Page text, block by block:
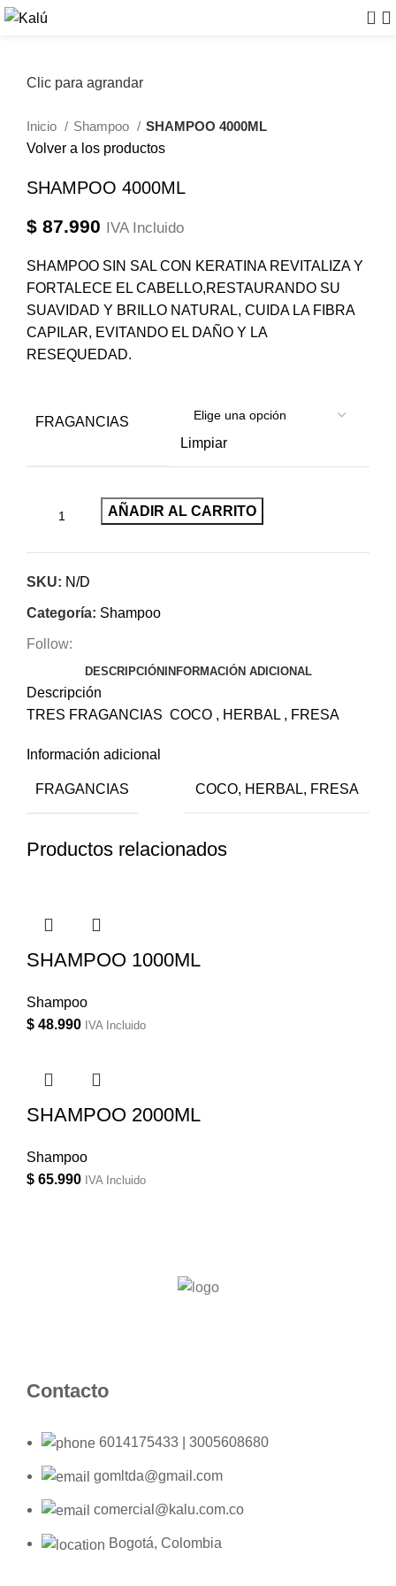
0
Clic para agrandar
Inicio Shampoo
SHAMPOO 4000ML
Volver a los productos
SHAMPOO 4000ML
$ 87.990 IVA Incluido
SHAMPOO SIN SAL CON KERATINA REVITALIZA Y
FORTALECE EL CABELLO,RESTAURANDO SU
SUAVIDAD Y BRILLO NATURAL, CUIDA LA FIBRA
CAPILAR, EVITANDO EL DAÑO Y LA
RESEQUEDAD.
FRAGANCIAS
Limpiar
AÑADIR AL CARRITO
SKU: N/D
Categoría: Shampoo
Follow:
DESCRIPCIÓN INFORMACIÓN ADICIONAL
Descripción
TRES FRAGANCIAS COCO , HERBAL , FRESA
Información adicional
FRAGANCIAS COCO, HERBAL, FRESA
Productos relacionados
SHAMPOO 1000ML
Shampoo
$ 48.990 IVA Incluido
SHAMPOO 2000ML
Shampoo
$ 65.990 IVA Incluido
Contacto
6014175433 | 3005608680
gomltda@gmail.com
comercial@kalu.com.co
Bogotá, Colombia